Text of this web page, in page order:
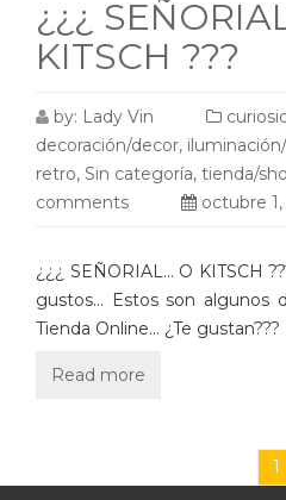
¿¿¿
KITSCH ???
by: Lady Vin
decoración/decor,
retro, Sin categoría, tienda/
comments
octubre 1,
¿¿¿ SEÑORIAL… O KITSCH
gustos… Estos son algunos
Tienda Online… ¿Te
Read more
1